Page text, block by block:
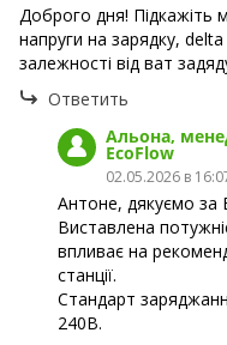
Доброго дня! Підкажіть
напруги на зарядку, delta
залежності від ват
Ответить
Альона,
EcoFlow
02.05.2026 в
Антоне, дякуємо за
Виставлена
впливає на
станції.
Стандарт
240В.